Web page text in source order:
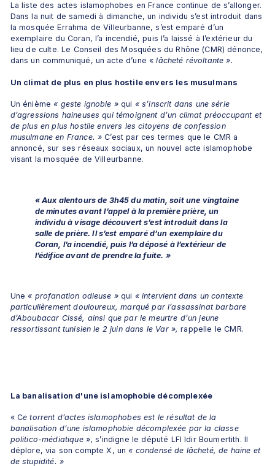
La liste des actes islamophobes en France continue de s’allonger.
Dans la nuit de samedi à dimanche, un individu s’est introduit dans
la mosquée Errahma de Villeurbanne, s’est emparé d’un
exemplaire du Coran, l’a incendié, puis l’a laissé à l’extérieur du
lieu de culte. Le Conseil des Mosquées du Rhône (CMR) dénonce,
dans un communiqué, un acte d’une « lâcheté révoltante ».
Un climat de plus en plus hostile envers les musulmans
Un énième « geste ignoble » qui « s’inscrit dans une série
d’agressions haineuses qui témoignent d’un climat préoccupant et
de plus en plus hostile envers les citoyens de confession
musulmane en France. » C’est par ces termes que le CMR a
annoncé, sur ses réseaux sociaux, un nouvel acte islamophobe
visant la mosquée de Villeurbanne.
« Aux alentours de 3h45 du matin, soit une vingtaine
de minutes avant l’appel à la première prière, un
individu à visage découvert s’est introduit dans la
salle de prière. Il s’est emparé d’un exemplaire du
Coran, l’a incendié, puis l’a déposé à l’extérieur de
l’édifice avant de prendre la fuite. »
Une « profanation odieuse » qui « intervient dans un contexte
particulièrement douloureux, marqué par l’assassinat barbare
d’Aboubacar Cissé, ainsi que par le meurtre d’un jeune
ressortissant tunisien le 2 juin dans le Var », rappelle le CMR.
La banalisation d'une islamophobie décomplexée
« Ce torrent d’actes islamophobes est le résultat de la
banalisation d’une islamophobie décomplexée par la classe
politico-médiatique », s’indigne le député LFI Idir Boumertith. Il
déplore, via son compte X, un « condensé de lâcheté, de haine et
de stupidité. »